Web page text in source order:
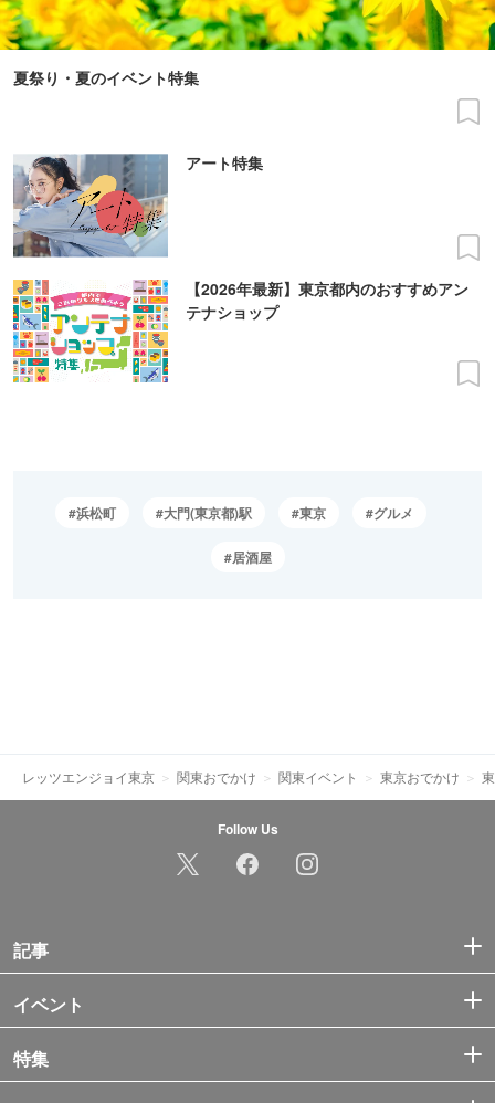
夏祭り・夏のイベント特集
アート特集
【2026年最新】東京都内のおすすめアン
テナショップ
浜松町 大門(東京都)駅 東京 グルメ
居酒屋
レッツエンジョイ東京 関東おでかけ 関東イベント 東京おでかけ
Follow Us
記事
イベント
特集